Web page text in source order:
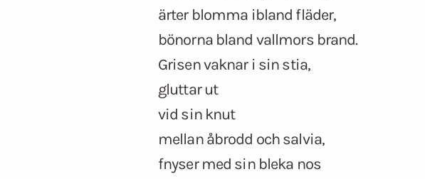
ärter blomma ibland fläder,
bönorna bland vallmors brand.
Grisen vaknar i sin stia,
gluttar ut
vid sin knut
mellan åbrodd och salvia,
fnyser med sin bleka nos